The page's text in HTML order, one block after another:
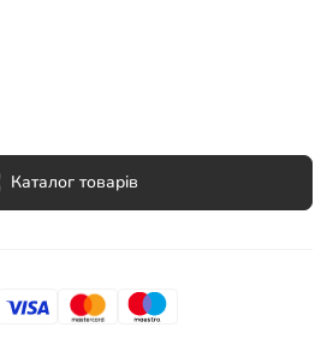
Каталог товарів